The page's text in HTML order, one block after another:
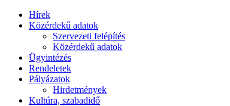
Hírek
Közérdekű adatok
Szervezeti felépítés
Közérdekű adatok
Ügyintézés
Rendeletek
Pályázatok
Hirdetmények
Kultúra, szabadidő